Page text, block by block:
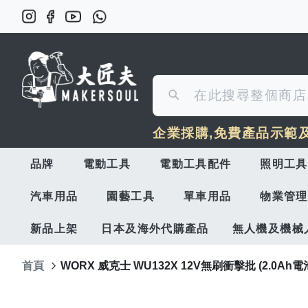
尋
搜
尋
企業採購,免費產品示範
品牌 電動工具 電動工具配件 照明工具
汽車用品 園藝工具 單車用品 物業管
新品上架 日本及海外代購產品 無人機及機械
首頁 WORX 威克士 WU132X 12V無刷衝擊批 (2.0Ah電